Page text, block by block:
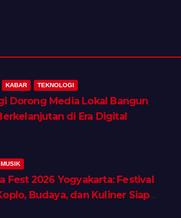
KABAR TEKNOLOGI
Dorong Media Lokal Bangun
di Era Digital
MUSIK
Fest 2026 Yogyakarta: Festival
Budaya, dan Kuliner Siap